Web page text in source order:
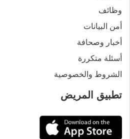
وظائف
أمن البيانات
أخبار وصحافة
أسئلة متكررة
الشروط والخصوصية
تطبيق المريض